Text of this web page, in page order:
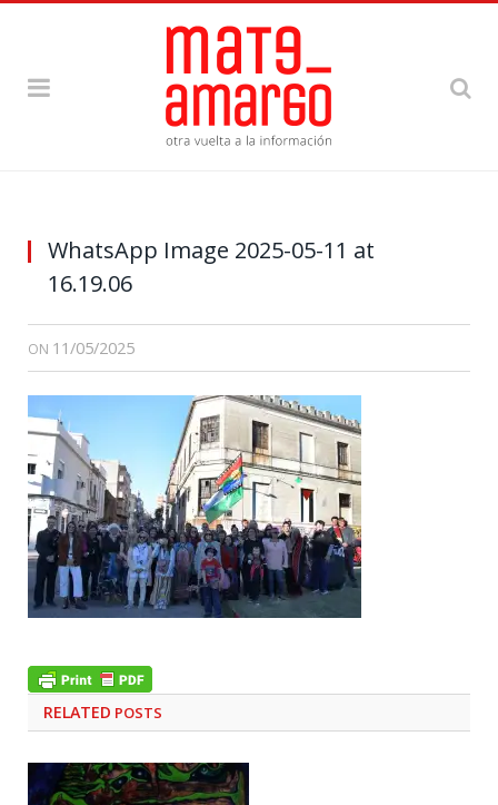
WhatsApp Image 2025-05-11 at
16.19.06
ON 11/05/2025
RELATED POSTS